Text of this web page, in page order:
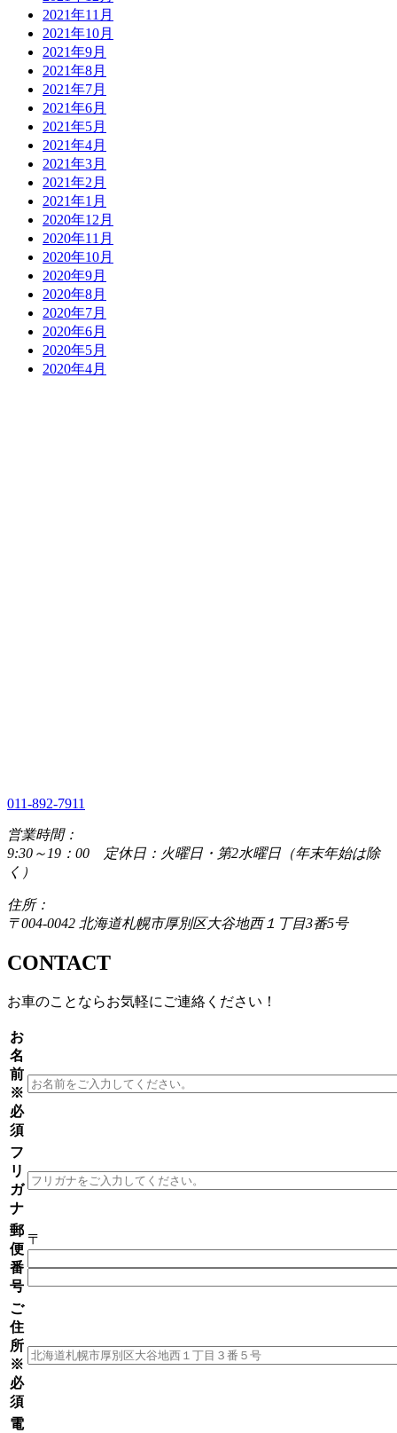
2021年11月
2021年10月
2021年9月
2021年8月
2021年7月
2021年6月
2021年5月
2021年4月
2021年3月
2021年2月
2021年1月
2020年12月
2020年11月
2020年10月
2020年9月
2020年8月
2020年7月
2020年6月
2020年5月
2020年4月
011-892-7911
営業時間：
9:30～19：00 定休日：火曜日・第2水曜日（年末年始は除
く）
住所：
〒004-0042 北海道札幌市厚別区大谷地西１丁目3番5号
CONTACT
お車のことならお気軽にご連絡ください！
お
名
前
※
必
須
フ
リ
ガ
ナ
郵
便
番
号
〒
ご
住
所
※
必
須
電